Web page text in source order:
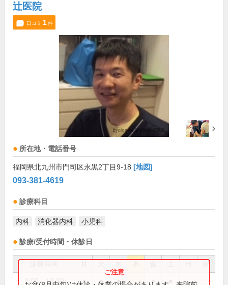
辻医院
口コミ 1件
所在地・電話番号
福岡県北九州市門司区永黒2丁目9-18 [地図]
093-381-4619
診療科目
内科 消化器内科 小児科
診療/受付時間・休診日
祝
9:00～12:30 ● ● ● ●